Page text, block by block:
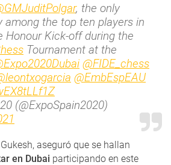
, the only
among the top ten players in
Honour Kick-off during the
Tournament at the
@FIDE_chess
@EmbEspEAU
(@ExpoSpain2020)
aseguró que se hallan
en Dubai participando en este